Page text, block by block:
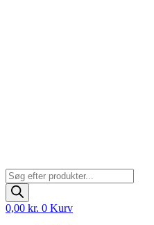
Products
search
0,00 kr. 0 Kurv